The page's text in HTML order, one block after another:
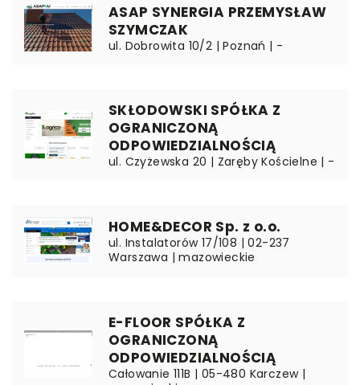
ASAP SYNERGIA PRZEMYSŁAW
SZYMCZAK
ul. Dobrowita 10/2 | Poznań | -
SKŁODOWSKI SPÓŁKA Z
OGRANICZONĄ
ODPOWIEDZIALNOŚCIĄ
ul. Czyżewska 20 | Zaręby Kościelne | -
HOME&DECOR Sp. z o.o.
ul. Instalatorów 17/108 | 02-237
Warszawa | mazowieckie
E-FLOOR SPÓŁKA Z
OGRANICZONĄ
ODPOWIEDZIALNOŚCIĄ
Całowanie 111B | 05-480 Karczew |